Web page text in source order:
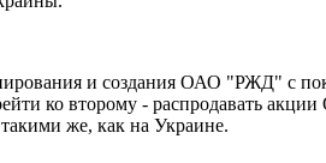
и создания ОАО "РЖД" с
ко второму - распродавать
же, как на Украине.